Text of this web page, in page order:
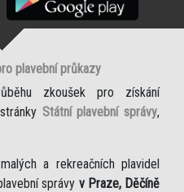
plavební průkazy
zkoušek pro získání
Státní plavební správy,
a rekreačních plavidel
správy v Praze, Děčíně